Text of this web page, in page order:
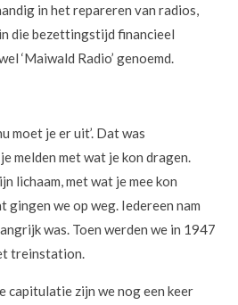
in het repareren van radios,
die bezettingstijd financieel
‘Maiwald Radio’ genoemd.
moet je er uit’. Dat was
melden met wat je kon dragen.
lichaam, met wat je mee kon
gingen we op weg. Iedereen nam
was. Toen werden we in 1947
treinstation.
capitulatie zijn we nog een keer